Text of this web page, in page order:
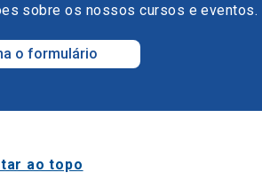
sobre os nossos cursos e eventos.
o formulário
ao topo